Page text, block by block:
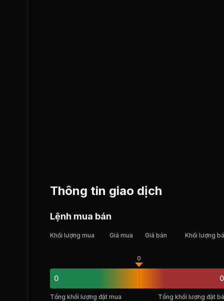
Thông tin giao dịch
Lệnh mua bán
Khối lượng mua Giá mua Giá bán Khối lượng
0
0
0
Tổng khối lượng đặt mua Tổng khối lượng đặt